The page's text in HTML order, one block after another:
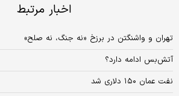
اخبار مرتبط
تهران و واشنگتن در برزخ «نه جنگ، نه صلح»
آتش‌بس ادامه دارد؟
نفت عمان ۱۵۰ دلاری شد